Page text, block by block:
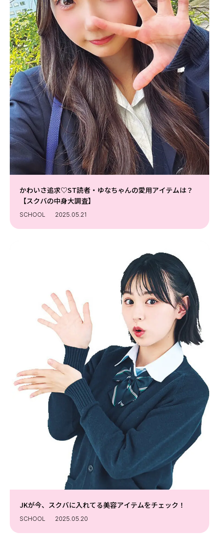
かわいさ追求♡ST読者・ゆなちゃんの愛用アイテムは？
【スクバの中身大調査】
SCHOOL 2025.05.21
JKが今、スクバに入れてる美容アイテムをチェック！
SCHOOL 2025.05.20